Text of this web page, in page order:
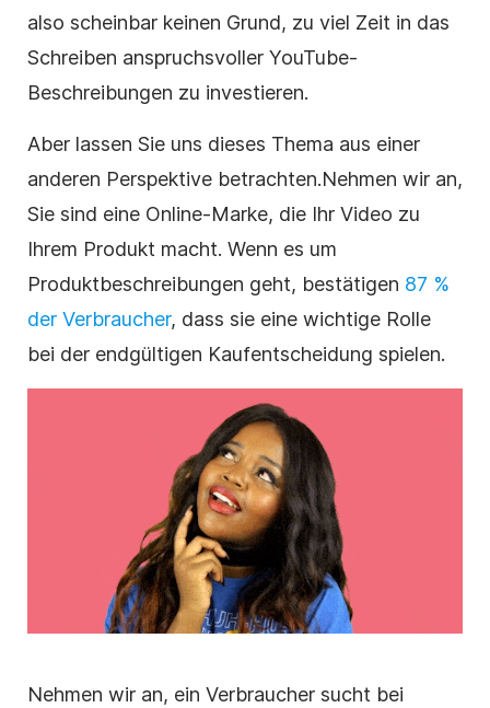
also scheinbar keinen Grund, zu viel Zeit in das
Schreiben anspruchsvoller YouTube-
Beschreibungen zu investieren.
Aber lassen Sie uns dieses Thema aus einer
anderen Perspektive betrachten.Nehmen wir an,
Sie sind eine Online-Marke, die Ihr Video zu
Ihrem Produkt macht. Wenn es um
Produktbeschreibungen geht, bestätigen 87 %
der Verbraucher, dass sie eine wichtige Rolle
bei der endgültigen Kaufentscheidung spielen.
Nehmen wir an, ein Verbraucher sucht bei